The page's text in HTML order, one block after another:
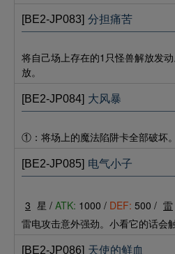
[BE2-JP083] 分担痛苦
将自己场上存在的1只怪兽解放发
放。
[BE2-JP084] 大风暴
①：将场上的魔法陷阱卡全部破坏。
[BE2-JP085] 电气小子
3 星 / ATK: 1000 / DEF: 500 / 雷
雷电攻击意外强劲。小看它的话会
[BE2-JP086] 天使的鲜血